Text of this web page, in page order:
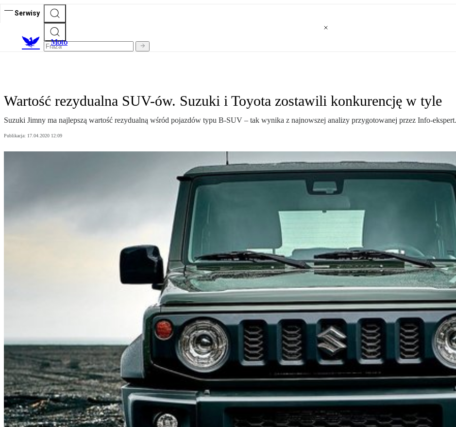
Serwisy
Moto
Wartość rezydualna SUV-ów. Suzuki i Toyota zostawili konkurencję w tyle
Suzuki Jimny ma najlepszą wartość rezydualną wśród pojazdów typu B-SUV – tak wynika z najnowszej analizy przygotowanej przez Info-
Publikacja: 17.04.2020 12:09